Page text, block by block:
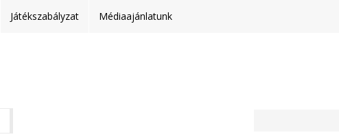
Játékszabályzat Médiaajánlatunk